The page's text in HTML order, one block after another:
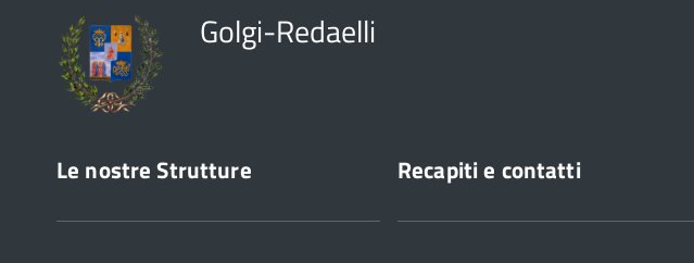
Golgi-Redaelli
Le nostre Strutture Recapiti e contatti